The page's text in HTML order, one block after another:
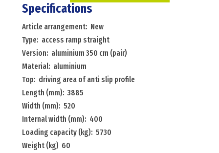
access
ramp
straight
aluminium
350
cm
(pair)
Menge
Specifications
Article arrangement: New
Type: access ramp straight
Version: aluminium 350 cm (pair)
Material: aluminium
Top: driving area of anti slip profile
Length (mm): 3885
Width (mm): 520
Internal width (mm): 400
Loading capacity (kg): 5730
Weight (kg) 60